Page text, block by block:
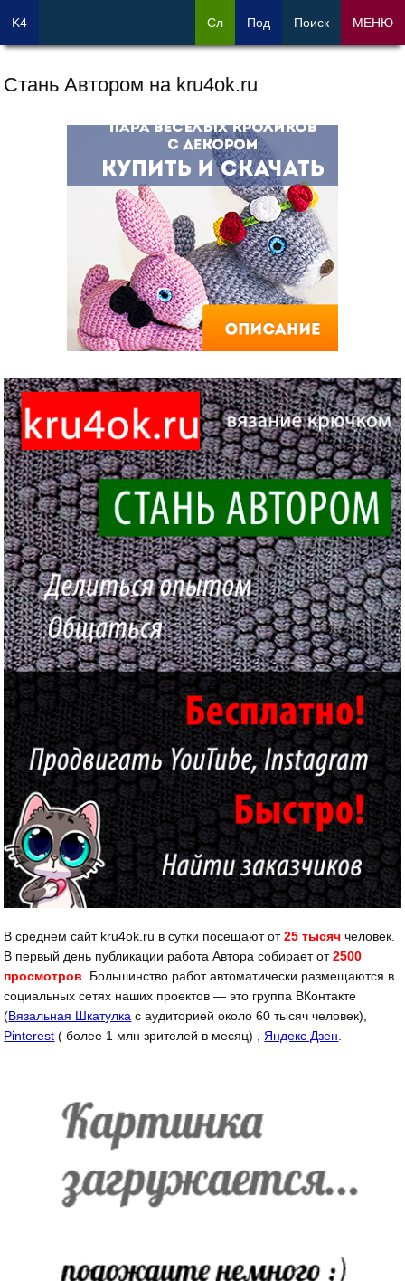
Стань Автором на kru4ok.ru
В среднем сайт kru4ok.ru в сутки посещают от25 тысяч человек.
В первый день публикации работа Автора собирает от2500
просмотров. Большинство работ автоматически размещаются в
социальных сетях наших проектов — это группа ВКонтакте
(Вязальная Шкатулка с аудиторией около 60 тысяч человек),
Pinterest ( более 1 млн зрителей в месяц) ,Яндекс Дзен.
K4 Сл Под Поиск МЕНЮ